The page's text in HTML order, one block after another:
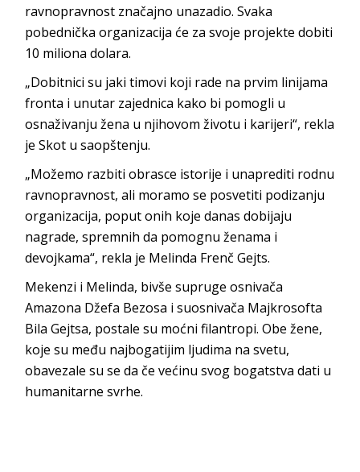
ravnopravnost značajno unazadio. Svaka
pobednička organizacija će za svoje projekte dobiti
10 miliona dolara.
„Dobitnici su jaki timovi koji rade na prvim linijama
fronta i unutar zajednica kako bi pomogli u
osnaživanju žena u njihovom životu i karijeri“, rekla
je Skot u saopštenju.
„Možemo razbiti obrasce istorije i unaprediti rodnu
ravnopravnost, ali moramo se posvetiti podizanju
organizacija, poput onih koje danas dobijaju
nagrade, spremnih da pomognu ženama i
devojkama“, rekla je Melinda Frenč Gejts.
Mekenzi i Melinda, bivše supruge osnivača
Amazona Džefa Bezosa i suosnivača Majkrosofta
Bila Gejtsa, postale su moćni filantropi. Obe žene,
koje su među najbogatijim ljudima na svetu,
obavezale su se da če većinu svog bogatstva dati u
humanitarne svrhe.